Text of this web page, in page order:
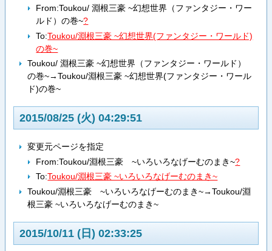
From:Toukou/ 淵根三豪 ~幻想世界（ファンタジー・ワー
ルド）の巻~?
To:Toukou/淵根三豪 ~幻想世界(ファンタジー・ワールド)
の巻~
Toukou/ 淵根三豪 ~幻想世界（ファンタジー・ワールド）
の巻~→Toukou/淵根三豪 ~幻想世界(ファンタジー・ワール
ド)の巻~
2015/08/25 (火) 04:29:51
変更元ページを指定
From:Toukou/淵根三豪 ~いろいろなげーむのまき~?
To:Toukou/淵根三豪 ~いろいろなげーむのまき~
Toukou/淵根三豪 ~いろいろなげーむのまき~→Toukou/淵
根三豪 ~いろいろなげーむのまき~
2015/10/11 (日) 02:33:25